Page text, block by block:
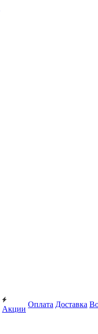
Акции
Оплата Доставка